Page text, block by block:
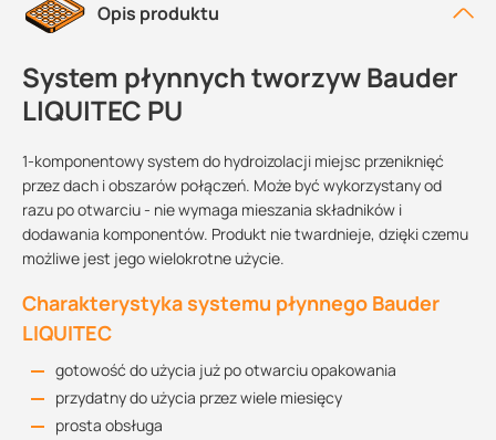
Opis produktu
System płynnych tworzyw Bauder
LIQUITEC PU
1-komponentowy system do hydroizolacji miejsc przeniknięć
przez dach i obszarów połączeń. Może być wykorzystany od
razu po otwarciu - nie wymaga mieszania składników i
dodawania komponentów. Produkt nie twardnieje, dzięki czemu
możliwe jest jego wielokrotne użycie.
Charakterystyka systemu płynnego Bauder
LIQUITEC
gotowość do użycia już po otwarciu opakowania
przydatny do użycia przez wiele miesięcy
prosta obsługa